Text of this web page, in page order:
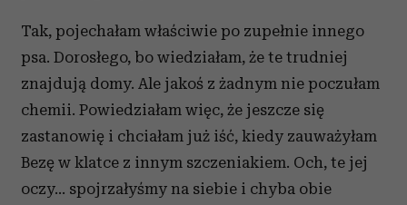
Tak, pojechałam właściwie po zupełnie innego
psa. Dorosłego, bo wiedziałam, że te trudniej
znajdują domy. Ale jakoś z żadnym nie poczułam
chemii. Powiedziałam więc, że jeszcze się
zastanowię i chciałam już iść, kiedy zauważyłam
Bezę w klatce z innym szczeniakiem. Och, te jej
oczy… spojrzałyśmy na siebie i chyba obie